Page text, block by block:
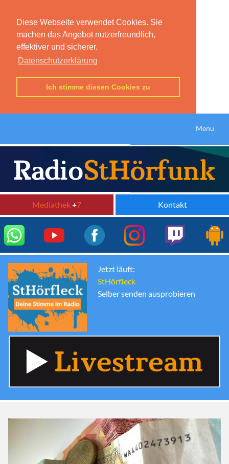
Diese Webseite verwendet Cookies. Sie
machen das Angebot nutzerfreundlich,
effektiver und sicherer.
Datenschutzerklärung
Ich stimme diesen Cookies zu
Menu
Mediathek+7 Kontakt
Jetzt läuft:
StHörfleck
Selber senden ausprobieren